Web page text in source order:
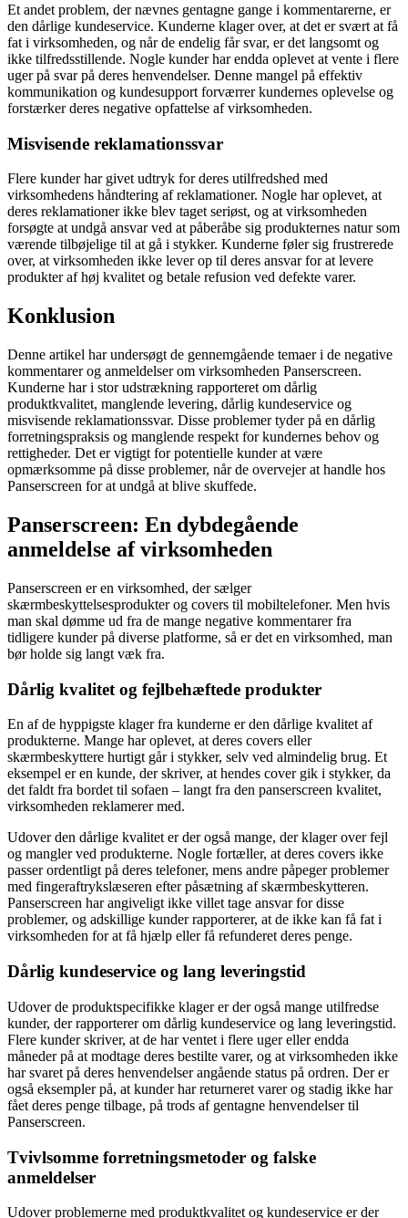
Et andet problem, der nævnes gentagne gange i kommentarerne, er
den dårlige kundeservice. Kunderne klager over, at det er svært at få
fat i virksomheden, og når de endelig får svar, er det langsomt og
ikke tilfredsstillende. Nogle kunder har endda oplevet at vente i flere
uger på svar på deres henvendelser. Denne mangel på effektiv
kommunikation og kundesupport forværrer kundernes oplevelse og
forstærker deres negative opfattelse af virksomheden.
Misvisende reklamationssvar
Flere kunder har givet udtryk for deres utilfredshed med
virksomhedens håndtering af reklamationer. Nogle har oplevet, at
deres reklamationer ikke blev taget seriøst, og at virksomheden
forsøgte at undgå ansvar ved at påberåbe sig produkternes natur som
værende tilbøjelige til at gå i stykker. Kunderne føler sig frustrerede
over, at virksomheden ikke lever op til deres ansvar for at levere
produkter af høj kvalitet og betale refusion ved defekte varer.
Konklusion
Denne artikel har undersøgt de gennemgående temaer i de negative
kommentarer og anmeldelser om virksomheden Panserscreen.
Kunderne har i stor udstrækning rapporteret om dårlig
produktkvalitet, manglende levering, dårlig kundeservice og
misvisende reklamationssvar. Disse problemer tyder på en dårlig
forretningspraksis og manglende respekt for kundernes behov og
rettigheder. Det er vigtigt for potentielle kunder at være
opmærksomme på disse problemer, når de overvejer at handle hos
Panserscreen for at undgå at blive skuffede.
Panserscreen: En dybdegående
anmeldelse af virksomheden
Panserscreen er en virksomhed, der sælger
skærmbeskyttelsesprodukter og covers til mobiltelefoner. Men hvis
man skal dømme ud fra de mange negative kommentarer fra
tidligere kunder på diverse platforme, så er det en virksomhed, man
bør holde sig langt væk fra.
Dårlig kvalitet og fejlbehæftede produkter
En af de hyppigste klager fra kunderne er den dårlige kvalitet af
produkterne. Mange har oplevet, at deres covers eller
skærmbeskyttere hurtigt går i stykker, selv ved almindelig brug. Et
eksempel er en kunde, der skriver, at hendes cover gik i stykker, da
det faldt fra bordet til sofaen – langt fra den panserscreen kvalitet,
virksomheden reklamerer med.
Udover den dårlige kvalitet er der også mange, der klager over fejl
og mangler ved produkterne. Nogle fortæller, at deres covers ikke
passer ordentligt på deres telefoner, mens andre påpeger problemer
med fingeraftrykslæseren efter påsætning af skærmbeskytteren.
Panserscreen har angiveligt ikke villet tage ansvar for disse
problemer, og adskillige kunder rapporterer, at de ikke kan få fat i
virksomheden for at få hjælp eller få refunderet deres penge.
Dårlig kundeservice og lang leveringstid
Udover de produktspecifikke klager er der også mange utilfredse
kunder, der rapporterer om dårlig kundeservice og lang leveringstid.
Flere kunder skriver, at de har ventet i flere uger eller endda
måneder på at modtage deres bestilte varer, og at virksomheden ikke
har svaret på deres henvendelser angående status på ordren. Der er
også eksempler på, at kunder har returneret varer og stadig ikke har
fået deres penge tilbage, på trods af gentagne henvendelser til
Panserscreen.
Tvivlsomme forretningsmetoder og falske
anmeldelser
Udover problemerne med produktkvalitet og kundeservice er der